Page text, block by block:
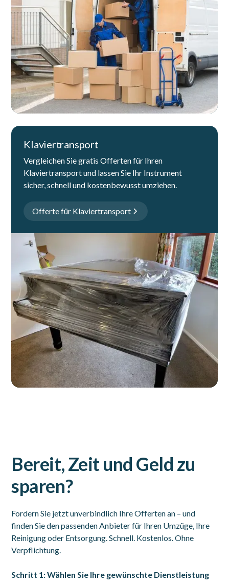
Klaviertransport
Vergleichen Sie gratis Offerten für Ihren
Klaviertransport und lassen Sie Ihr Instrument
sicher, schnell und kostenbewusst umziehen.
Offerte für Klaviertransport
Bereit, Zeit und Geld zu
sparen?
Fordern Sie jetzt unverbindlich Ihre Offerten an – und
finden Sie den passenden Anbieter für Ihren Umzüge, Ihre
Reinigung oder Entsorgung. Schnell. Kostenlos. Ohne
Verpflichtung.
Schritt 1: Wählen Sie Ihre gewünschte Dienstleistung